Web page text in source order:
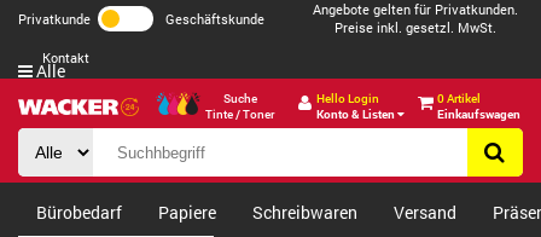
Privatkunde Geschäftskunde
Angebote gelten für Privatkunden.
Preise inkl. gesetzl. MwSt.
Kontakt
Suche
Tinte / Toner
Hello Login
Konto & Listen
0 Artikel
Einkaufswagen
Alle
Bürobedarf Papiere Schreibwaren Versand